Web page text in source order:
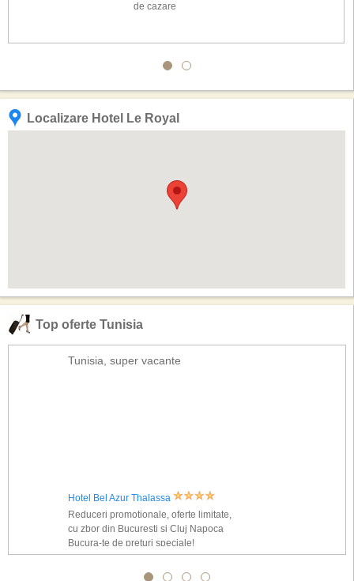
de cazare
Localizare Hotel Le Royal
Top oferte Tunisia
Tunisia, super vacante
Hotel Bel Azur Thalassa
Reduceri promotionale, oferte limitate,
cu zbor din Bucuresti si Cluj Napoca
Bucura-te de preturi speciale!